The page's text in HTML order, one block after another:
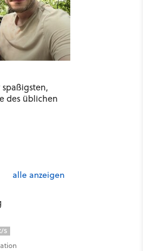
spaßigsten,
des üblichen
alle anzeigen
S